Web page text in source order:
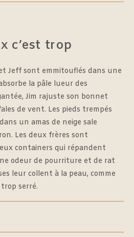
c’est trop
Jeff sont emmitouflés dans une
la pâle lueur des
Jim rajuste son bonnet
de vent. Les pieds trempés
un amas de neige sale
Les deux frères sont
containers qui répandent
odeur de pourriture et de rat
leur collent à la peau, comme
serré.